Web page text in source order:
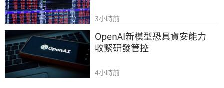
3小時前
OpenAI新模型恐具資安能力
收緊研發管控
4小時前